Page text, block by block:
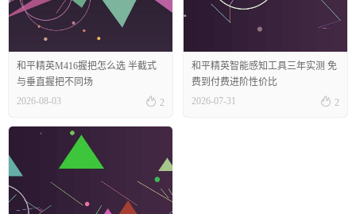
和平精英M416握把怎么选 半截式
与垂直握把不同场
2026-08-03
 2
和平精英智能感知工具三年实测 免
费到付费进阶性价比
2026-07-31
 2